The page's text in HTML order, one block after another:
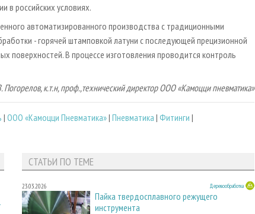
в российских условиях.
автоматизированного производства с традиционными
- горячей штамповкой латуни с последующей прецизионной
поверхностей. В процессе изготовления проводится контроль
Погорелов, к.т.н, проф.,технический директор ООО «Камоцци пневматика»
| ООО «Камоцци Пневматика»| Пневматика | Фитинги |
СТАТЬИ ПО ТЕМЕ
23.03.2026 Деревообработка
Пайка твердосплавного режущего
инструмента